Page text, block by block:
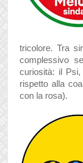
tricolore. Tra
complessivo
curiosità: il
rispetto alla
con la rosa).